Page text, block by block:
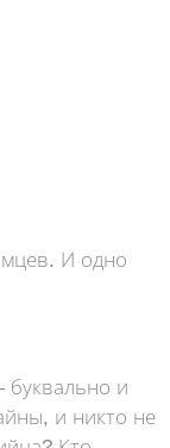
И одно
буквально и
и никто не